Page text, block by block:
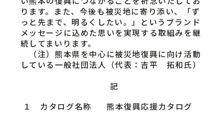
ります。また、今後も被災地に寄り添い、「ず
っと先まで、明るくしたい。」というブランド
メッセージに込めた思いを実現する取組みを継
続してまいります。
（注）熊本県を中心に被災地復興に向け活動
している一般社団法人（代表：吉平 拓和氏）
記
１ カタログ名称
熊本復興応援カタログ